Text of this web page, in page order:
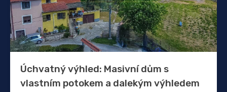
Úchvatný výhled: Masivní dům s
vlastním potokem a dalekým výhledem